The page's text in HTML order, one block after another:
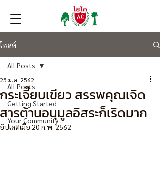
โพสต์
All Posts
Getting Started
Your Community
All Posts
กระเจี๊ยบเขียว สรรพคุณเจิด
สารต้านอนุมูลอิสระก็เริดมาก
25 ม.ค. 2562
อัปเดตเมื่อ 20 ก.พ. 2562